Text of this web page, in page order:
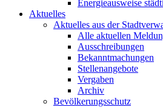
Energieausweise
Aktuelles
Aktuelles aus der
Alle aktuellen
Ausschreibungen
Bekanntmachungen
Stellenangebote
Vergaben
Archiv
Bevölkerungsschutz